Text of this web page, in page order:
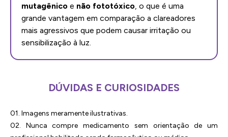
mutagênico e não fototóxico, o que é uma
grande vantagem em comparação a clareadores
mais agressivos que podem causar irritação ou
sensibilização à luz.
DÚVIDAS E CURIOSIDADES
01. Imagens meramente ilustrativas.
02. Nunca compre medicamento sem orientação de um